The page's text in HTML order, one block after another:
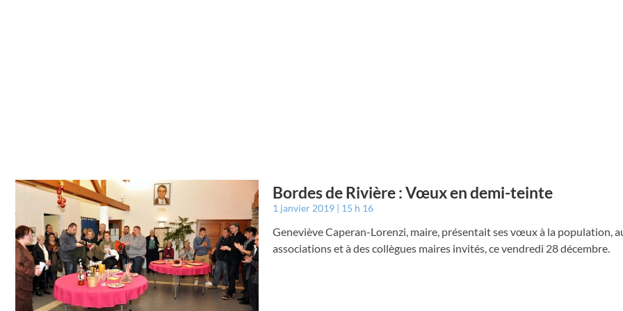
Bordes de Rivière : Vœux en demi-teinte
1 janvier 2019 15 h 16
Geneviève Caperan-Lorenzi, maire, présentait ses vœux à la population,
associations et à des collègues maires invités, ce vendredi 28 décembre.